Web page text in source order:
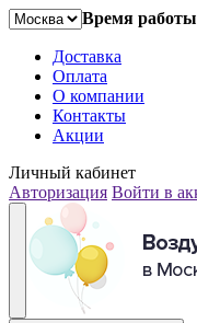
Время работы
Доставка
Оплата
О компании
Контакты
Акции
Личный кабинет
Авторизация Войти в